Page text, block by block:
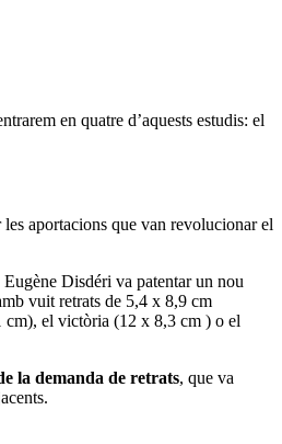
en quatre d’aquests estudis: el
les aportacions que van revolucionar el
Disdéri va patentar un nou
vuit retrats de 5,4 x 8,9 cm
cm), el victòria (12 x 8,3 cm ) o el
la demanda de retrats, que va